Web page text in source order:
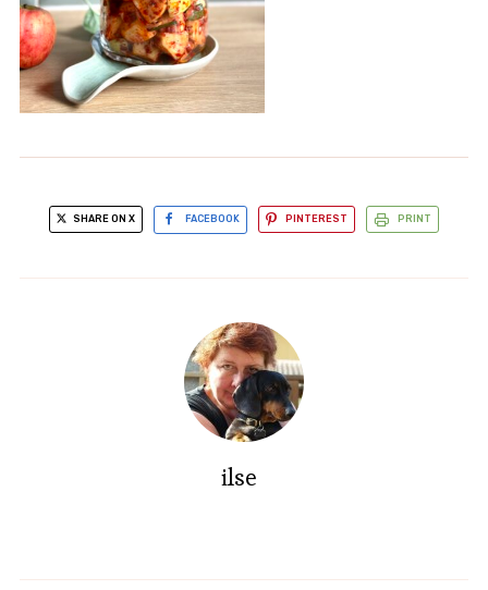
SHARE ON X FACEBOOK PINTEREST PRINT
ilse